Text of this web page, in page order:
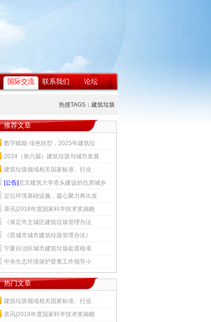
国际交流 联系我们 论坛
热搜TAGS： 建筑垃圾
推荐文章
数字赋能·绿色转型，2025年建筑垃
2024（第六届）建筑垃圾与城市发展
建筑垃圾领域相关国家标准、行业
[公告]北京建筑大学牵头建设的住房城乡
定位环境基础设施，凝心聚力再出发
喜讯|2018年度国家科学技术奖揭晓
《保定市主城区建筑垃圾管理办法
《晋城市城市建筑垃圾管理办法》
宁夏自治区城市建筑垃圾处置核准
中央生态环境保护督查工作领导小
热门文章
建筑垃圾领域相关国家标准、行业
喜讯|2018年度国家科学技术奖揭晓